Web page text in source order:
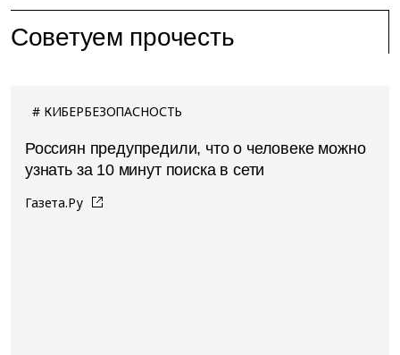
Советуем прочесть
КИБЕРБЕЗОПАСНОСТЬ
Россиян предупредили, что о человеке можно
узнать за 10 минут поиска в сети
Газета.Ру